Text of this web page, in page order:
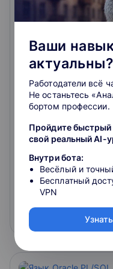
Расширенные
Вы уже не новичок в
работу точно можно
Перестанете бегать с
Excel".
4.8 60отзывов
14 900 ₽
Подробнее
Ваши
актуальны?
Работодатели всё
Не останьтесь
бортом профессии.
Пройдите быстрый
свой реальный AI-
Внутри бота:
Весёлый и
Бесплатный
VPN